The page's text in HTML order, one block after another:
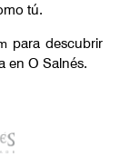
tú.
para descubrir
en O Salnés.